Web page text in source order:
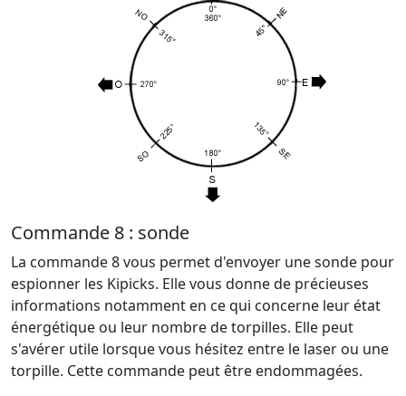
Commande 8 : sonde
La commande 8 vous permet d'envoyer une sonde pour
espionner les Kipicks. Elle vous donne de précieuses
informations notamment en ce qui concerne leur état
énergétique ou leur nombre de torpilles. Elle peut
s'avérer utile lorsque vous hésitez entre le laser ou une
torpille. Cette commande peut être endommagées.